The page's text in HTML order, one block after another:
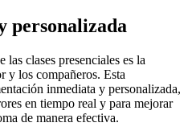
personalizada
clases presenciales es la
y los compañeros. Esta
inmediata y personalizada,
en tiempo real y para mejorar
de manera efectiva.